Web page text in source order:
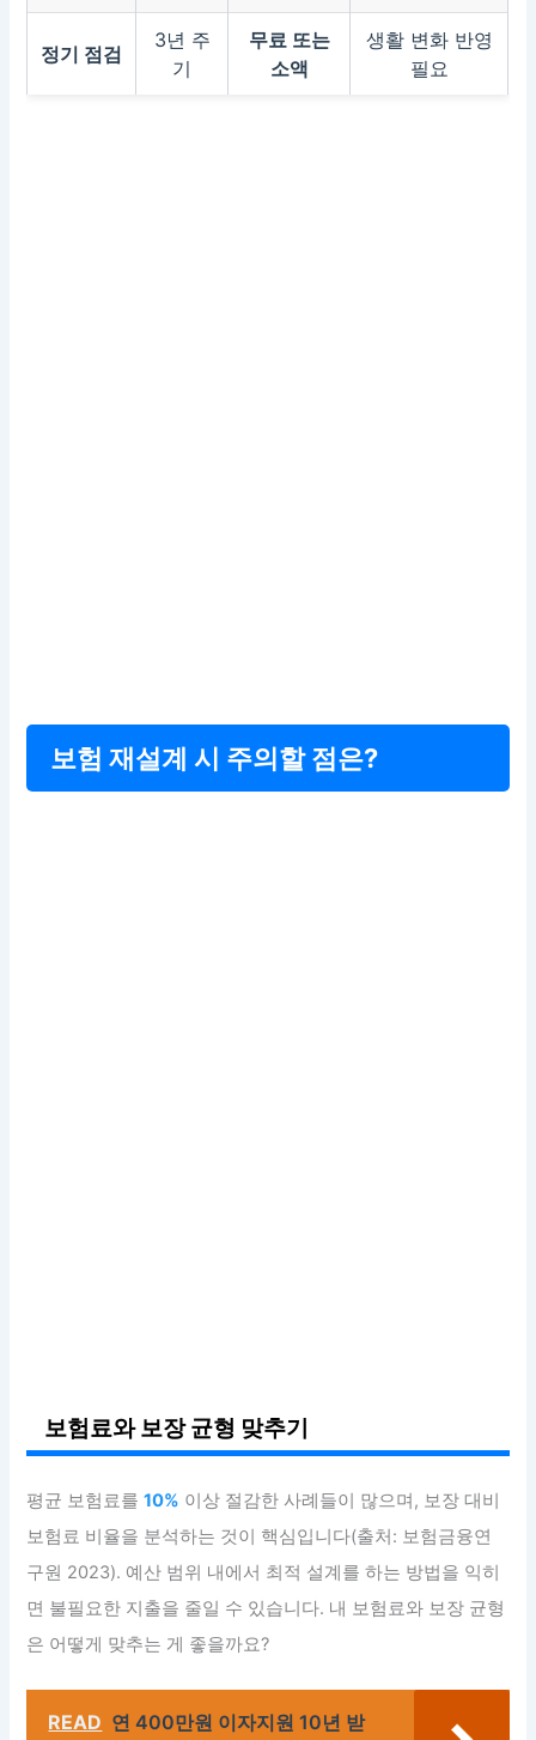
정기 점검
3년 주
기
무료 또는
소액
생활 변화 반영
필요
보험 재설계 시 주의할 점은?
보험료와 보장 균형 맞추기
평균 보험료를10% 이상 절감한 사례들이 많으며, 보장 대비
보험료 비율을 분석하는 것이 핵심입니다(출처: 보험금융연
구원 2023). 예산 범위 내에서 최적 설계를 하는 방법을 익히
면 불필요한 지출을 줄일 수 있습니다. 내 보험료와 보장 균형
은 어떻게 맞추는 게 좋을까요?
READ 연 400만원 이자지원 10년 받